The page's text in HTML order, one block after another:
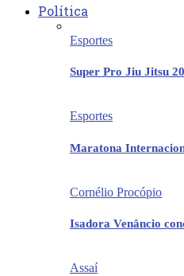
Política
Esportes
Super Pro Jiu Jitsu
Esportes
Maratona
Cornélio Procópio
Isadora Venâncio
Assaí